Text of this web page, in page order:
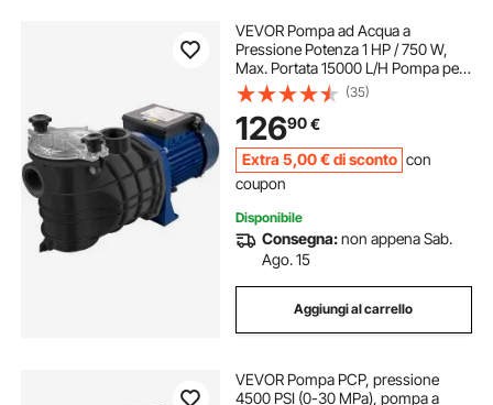
VEVOR Pompa ad Acqua a
Pressione Potenza 1 HP / 750 W,
Max. Portata 15000 L/H Pompa per
Piscina con Cavo 1,5 m,
Elettropompa Pompa Filtro Piscina
Velocità da 3450 RPM per Interrato
e Fuori Terra
(35)
12690€
Extra 5,00 €di sconto con
coupon
Disponibile
Consegna:non appena Sab.
Ago. 15
Aggiungi al carrello
VEVOR Pompa PCP, pressione
4500 PSI (0-30 MPa), pompa a